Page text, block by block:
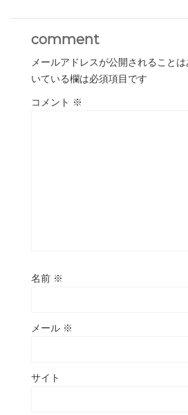
comment
メールアドレスが公開されることは
いている欄は必須項目です
コメント ※
名前 ※
メール ※
サイト